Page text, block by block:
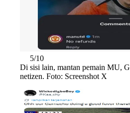
5/10
Di sisi lain, mantan pemain MU,
netizen. Foto: Screenshot X